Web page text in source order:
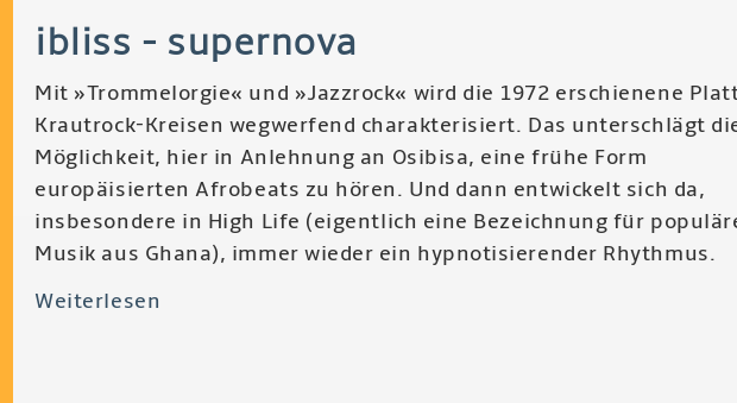
Futura
Grotesk
ibliss - supernova
Mit »Trommelorgie« und »Jazzrock« wird die 1972 erschienene
Krautrock-Kreisen wegwerfend charakterisiert. Das unterschlägt
Möglichkeit, hier in Anlehnung an Osibisa, eine frühe Form
europäisierten Afrobeats zu hören. Und dann entwickelt sich da,
insbesondere in High Life (eigentlich eine Bezeichnung für
Musik aus Ghana), immer wieder ein hypnotisierender Rhythmus.
Weiterlesen